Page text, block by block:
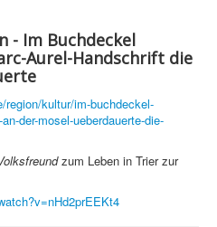
- Im Buchdeckel
Aurel-Handschrift die
region/kultur/im-buchdeckel-
der-mosel-ueberdauerte-die-
zum Leben in Trier zur